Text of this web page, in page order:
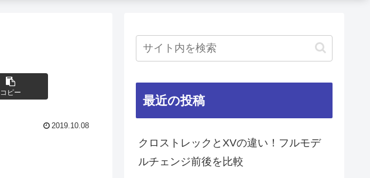
コピー
2019.10.08
最近の投稿
クロストレックとXVの違い！フルモデ
ルチェンジ前後を比較